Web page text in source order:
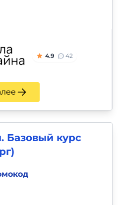
4.9 42
Базовый курс